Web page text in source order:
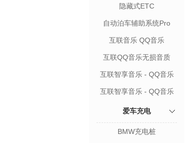
隐藏式ETC
自动泊车辅助系统Pro
互联音乐 QQ音乐
互联QQ音乐无损音质
互联智享音乐 - QQ音乐
互联智享音乐 - QQ音乐
爱车充电
BMW充电桩